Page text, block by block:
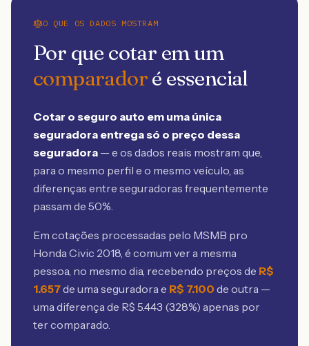
O QUE OS DADOS MOSTRAM
Por que cotar em um
comparadoré essencial
Cotar o seguro auto em uma única
seguradora entrega só o preço dessa
seguradora — e os dados reais mostram que,
para o mesmo perfil e o mesmo veículo, as
diferenças entre seguradoras frequentemente
passam de 50%.
Em cotações processadas pelo MSMB pro
Honda Civic 2018, é comum ver a mesma
pessoa, no mesmo dia, recebendo preços de R$
1.657de uma seguradora e R$ 7.100 de outra —
uma diferença de R$ 5.443 (328%) apenas por
ter comparado.